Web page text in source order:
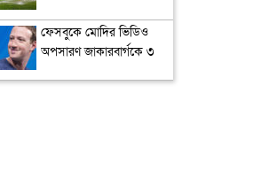
স্টেডিয়াম নির্মাণের দাবি
খেলোয়াড়দের
ফেসবুকে মোদির ভিডিও
অপসারণ জাকারবার্গকে ৩
চাইতে বলল ভারত